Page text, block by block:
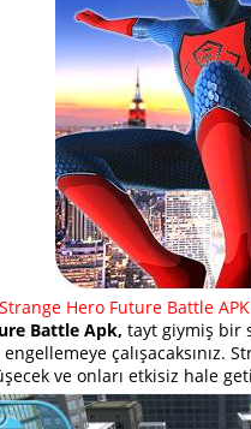
Strange Hero Future Battle
Battle Apk, tayt giymiş bir
çalışacaksınız.
ve onları etkisiz hale